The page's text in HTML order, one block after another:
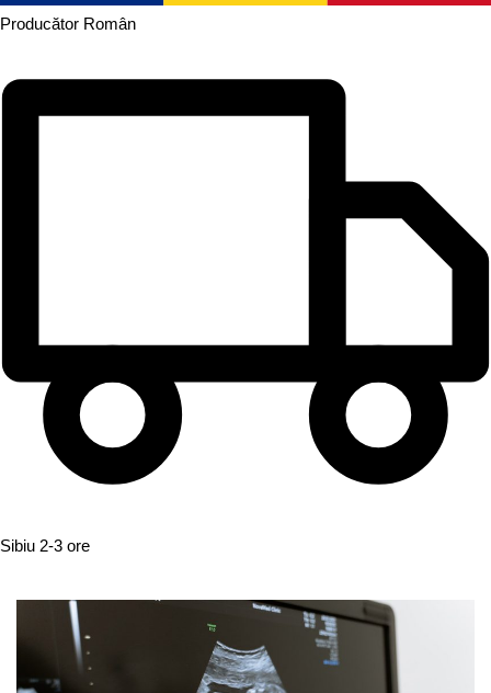
Producător Român
Sibiu 2-3 ore